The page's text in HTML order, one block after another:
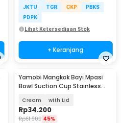
JKTU
TGR CKP
PBKS
PDPK
Lihat Ketersediaan Stok
+ Keranjang
Baru
Yamobi Mangkok Bayi Mpasi
Bowl Suction Cup Stainless
Cream with Lid
Rp34.200
Rp61.900 45%